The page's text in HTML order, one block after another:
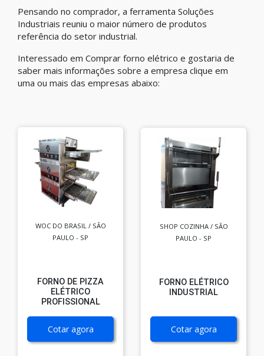
Pensando no comprador, a ferramenta Soluções
Industriais reuniu o maior número de produtos
referência do setor industrial.
Interessado em Comprar forno elétrico e gostaria de
saber mais informações sobre a empresa clique em
uma ou mais das empresas abaixo:
WOC DO BRASIL / SÃO
PAULO - SP
FORNO DE PIZZA
ELÉTRICO
PROFISSIONAL
Cotar agora
SHOP COZINHA / SÃO
PAULO - SP
FORNO ELÉTRICO
INDUSTRIAL
Cotar agora